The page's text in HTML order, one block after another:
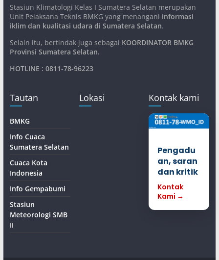
Stasiun Klimatologi Kelas I Sumatera Selatan merupakan
Unit Pelaksana Teknis BMKG yang menangani informasi
iklim dan kualitasi udara di Sumatera Selatan.
Selain itu, bertindak juga sebagai KOORDINATOR BMKG
Provinsi Sumatera Selatan.
HOTLINE : 0811-78-96223
Tautan
BMKG
Info Cuaca
Sumatera Selatan
Cuaca Kota
Indonesia
Info Gempabumi
Stasiun
Meteorologi SMB
II
Lokasi Kontak kami
Pengadu
an, saran
dan kritik
Kontak
Kami →